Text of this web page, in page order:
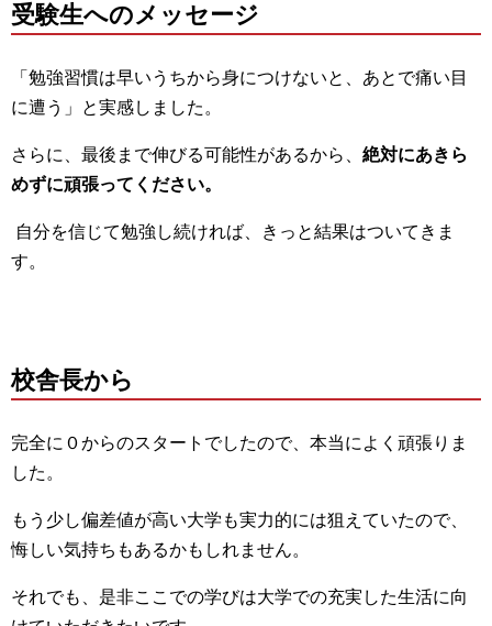
受験生へのメッセージ
「勉強習慣は早いうちから身につけないと、あとで痛い目
に遭う」と実感しました。
さらに、最後まで伸びる可能性があるから、 絶対にあきら
めずに頑張ってください。
自分を信じて勉強し続ければ、きっと結果はついてきま
す。
校舎長から
完全に０からのスタートでしたので、本当によく頑張りま
した。
もう少し偏差値が高い大学も実力的には狙えていたので、
悔しい気持ちもあるかもしれません。
それでも、是非ここでの学びは大学での充実した生活に向